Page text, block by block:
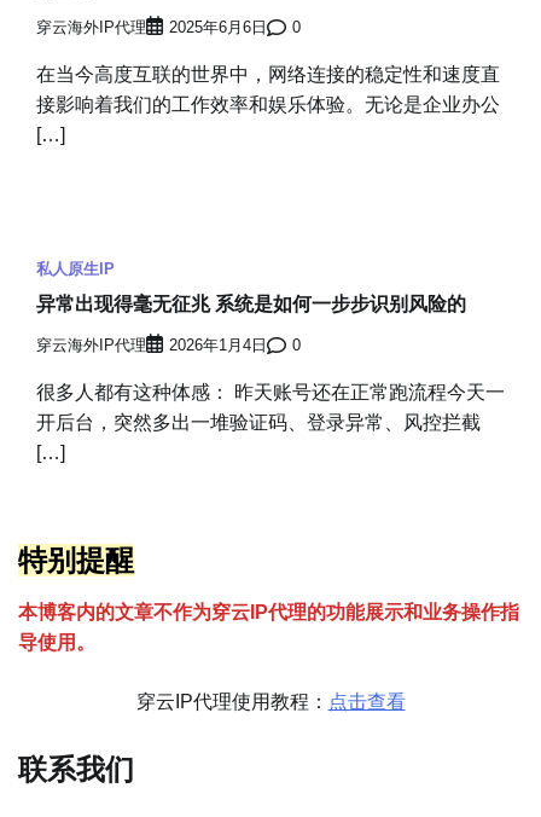
穿云海外IP代理 2025年6月6日 0
在当今高度互联的世界中，网络连接的稳定性和速度直
接影响着我们的工作效率和娱乐体验。无论是企业办公
[…]
私人原生IP
异常出现得毫无征兆 系统是如何一步步识别风险的
穿云海外IP代理 2026年1月4日 0
很多人都有这种体感： 昨天账号还在正常跑流程今天一
开后台，突然多出一堆验证码、登录异常、风控拦截
[…]
特别提醒
本博客内的文章不作为穿云 P代理的功能展示和业务操作指
导使用。
穿云IP代理使用教程： 点击查看
联系我们